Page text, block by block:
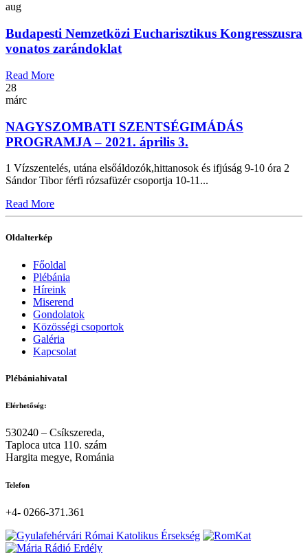
aug
Budapesti Nemzetközi Eucharisztikus Kongresszusra
vonatos zarándoklat
Read More
28
márc
NAGYSZOMBATI SZENTSÉGIMÁDÁS
PROGRAMJA – 2021. április 3.
1 Vízszentelés, utána elsőáldozók,hittanosok és ifjúság 9-10 óra 2
Sándor Tibor férfi rózsafüzér csoportja 10-11...
Read More
Oldalterkép
Főoldal
Plébánia
Híreink
Miserend
Gondolatok
Közösségi csoportok
Galéria
Kapcsolat
Plébániahivatal
Elérhetőség:
530240 – Csíkszereda,
Taploca utca 110. szám
Hargita megye, Románia
Telefon
+4- 0266-371.361